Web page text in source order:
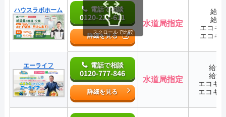
ハウスラボホーム 電話で相談
0120-221-611
詳細を見る
水道局指定
給
給
エコキ
エコキ
エーライフ 電話で相談
0120-777-846
詳細を見る
水道局指定
給湯
給湯
エコキ
エコキ
スクロールで比較